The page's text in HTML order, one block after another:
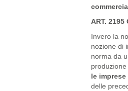
ART. 2195
Invero la
nozione di
norma da
le
delle